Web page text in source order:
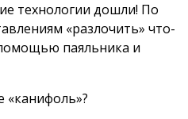
технологии дошли! По
«разлочить» что-
паяльника и
«канифоль»?